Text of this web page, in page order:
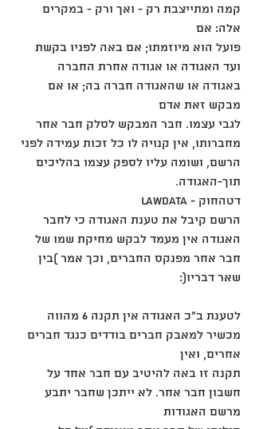
קמה ומתייצבת רק - ואך ורק - במקרים
אלה: אם
פועל הוא מיוזמתו; אם באה לפניו בקשת
ועד האגודה או אגודה אחרת החברה
באגודה או שהאגודה חברה בה; או אם
מבקש זאת אדם
לגבי עצמו. חבר המבקש לסלק חבר אחר
מחברותו, אין קנויה לו כל זכות עמידה לפני
הרשם, ושומה עליו לספק עצמו בהליכים
תוך-האגודה.
lawdata - דטהחוק
הרשם קיבל את טענת האגודה כי לחבר
האגודה אין מעמד לבקש מחיקת שמו של
חבר אחר מפנקס החברים, וכך אמר )בין
שאר דבריו(:
לטענת ב"כ האגודה אין תקנה 6 מהווה
מכשיר למאבק חברים בודדים כנגד חברים
אחרים, ואין
תקנה זו באה להיטיב עם חבר אחד על
חשבון חבר אחר. לא ייתכן שחבר יתבע
מרשם האגודות